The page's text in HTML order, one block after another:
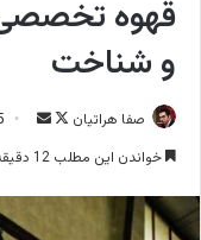
قهوه
و شناخت
صفا هراتیان
F
o ر
ل
5
خواندن این مطلب 12 دقیقه زمان میبرد